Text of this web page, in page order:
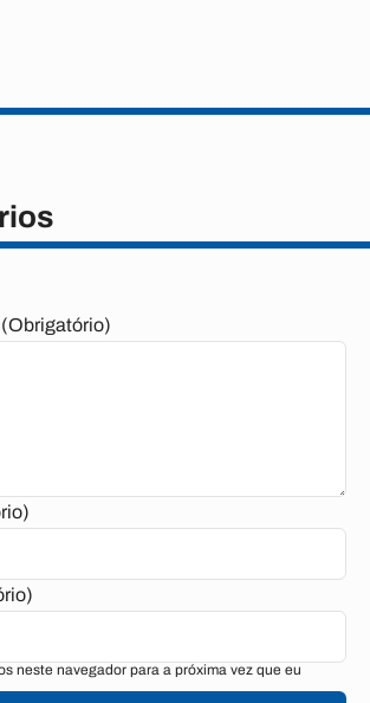
neste navegador para a próxima vez que eu